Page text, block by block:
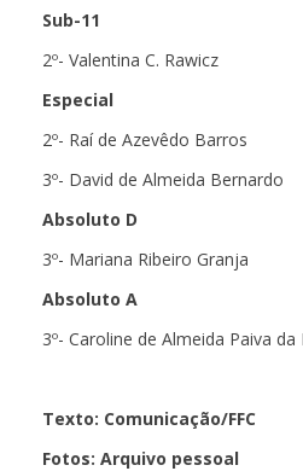
Sub-11
2º- Valentina C. Rawicz
Especial
2º- Raí de Azevêdo Barros
3º- David de Almeida Bernardo
Absoluto D
3º- Mariana Ribeiro Granja
Absoluto A
3º- Caroline de Almeida Paiva da
Texto: Comunicação/FFC
Fotos: Arquivo pessoal